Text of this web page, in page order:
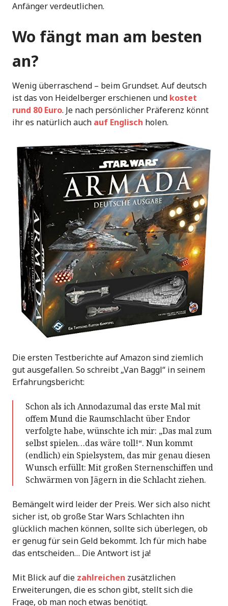
Anfänger verdeutlichen.
Wo fängt man am besten
an?
Wenig überraschend – beim Grundset. Auf deutsch
ist das von Heidelberger erschienen und kostet
rund 80 Euro. Je nach persönlicher Präferenz könnt
ihr es natürlich auch auf Englisch holen.
Die ersten Testberichte auf Amazon sind ziemlich
gut ausgefallen. So schreibt „Van Baggl“ in seinem
Erfahrungsbericht:
Schon als ich Annodazumal das erste Mal mit
offem Mund die Raumschlacht über Endor
verfolgte habe, wünschte ich mir: „Das mal zum
selbst spielen…das wäre toll!“. Nun kommt
(endlich) ein Spielsystem, das mir genau diesen
Wunsch erfüllt: Mit großen Sternenschiffen und
Schwärmen von Jägern in die Schlacht ziehen.
Bemängelt wird leider der Preis. Wer sich also nicht
sicher ist, ob große Star Wars Schlachten ihn
glücklich machen können, sollte sich überlegen, ob
er genug für sein Geld bekommt. Ich für mich habe
das entscheiden… Die Antwort ist ja!
Mit Blick auf die zahlreichen zusätzlichen
Erweiterungen, die es schon gibt, stellt sich die
Frage, ob man noch etwas benötigt.